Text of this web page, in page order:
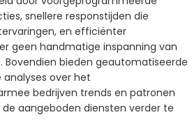
snellere responstijden die
en efficiënter
geen handmatige inspanning van
Bovendien bieden geautomatiseerde
over het
bedrijven trends en patronen
aangeboden diensten verder te